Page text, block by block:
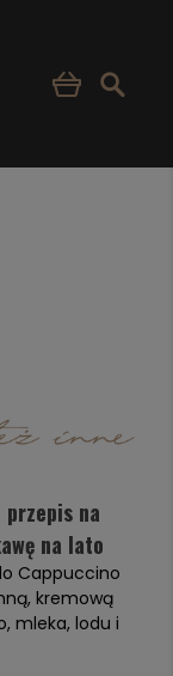
na
na lato
Cappuccino
kremową
mleka, lodu i